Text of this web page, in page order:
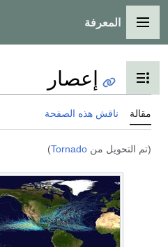
القائمة الرئيسية
المعرفة
تبديل عرض جدول المحتويات
إعصار
مقالة ناقش هذه الصفحة
(تم التحويل من Tornado
)